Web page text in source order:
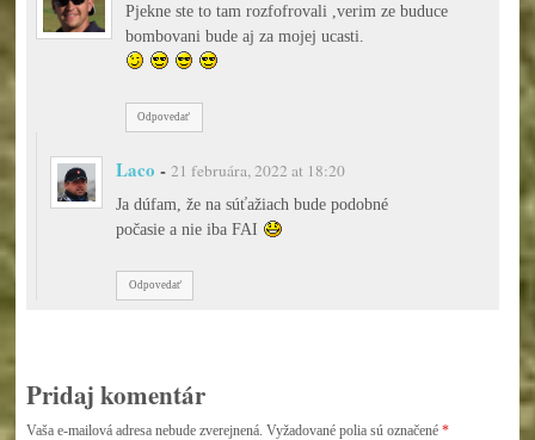
Pjekne ste to tam rozfofrovali ,verim ze buduce
bombovani bude aj za mojej ucasti.
Odpovedať
Laco - 21 februára, 2022 at 18:20
Ja dúfam, že na súťažiach bude podobné
počasie a nie iba FAI
Odpovedať
Pridaj komentár
Vaša e-mailová adresa nebude zverejnená. Vyžadované polia sú označené *